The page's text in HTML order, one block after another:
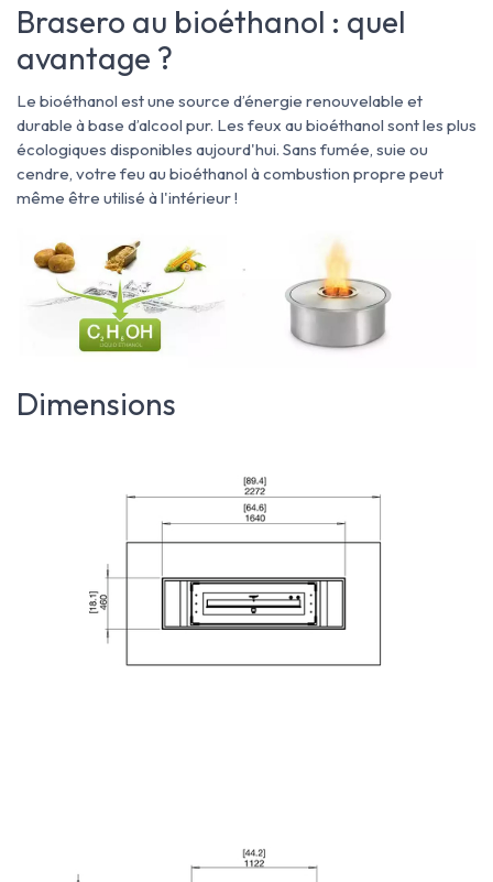
Brasero au bioéthanol : quel
avantage ?
Le bioéthanol est une source d’énergie renouvelable et
durable à base d’alcool pur. Les feux au bioéthanol sont les plus
écologiques disponibles aujourd'hui. Sans fumée, suie ou
cendre, votre feu au bioéthanol à combustion propre peut
même être utilisé à l'intérieur !
Dimensions